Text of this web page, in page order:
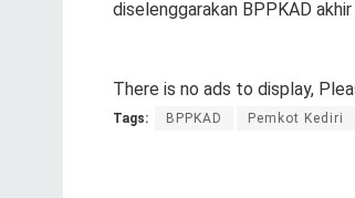
diselenggarakan BPPKAD
There is no ads to display,
Tags: BPPKAD Pemkot Kediri